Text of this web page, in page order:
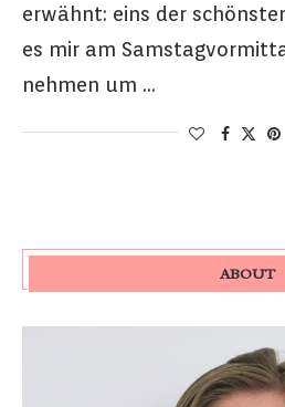
erwähnt: eins der
es mir am
nehmen um …
ABOUT